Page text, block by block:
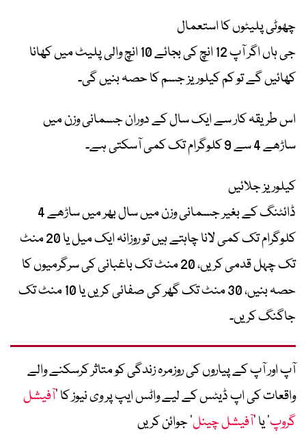
چھوٹی پلیٹوں کا استعمال
جی ہاں اگر آپ 12 انچ کی بجائے 10 انچ والی پلیٹ میں کھانا
کھائیں گے تو کم کیلوریز جسم کا حصہ بنیں گی۔
اس طریقہ کار سے ایک سال کے دوران جسمانی وزن میں
ساڑھے 4 سے 9 کلوگرام تک کمی آسکتی ہے۔
کیلوریز جلائیں
ڈائٹنگ کے بغیر جسمانی وزن میں سال بھر میں ساڑھے 4
کلوگرام تک کمی لانا چاہتے ہیں تو روزانہ ایک میل یا 20 منٹ
تک چہل قدمی کریں، 20 منٹ تک باغبانی کی سرگرمیوں کا
حصہ بنیں، 30 منٹ تک گھر کی صفائی کریں یا 10 منٹ تک
جاگنگ کریں۔
آپ اور آپ کے پیاروں کی روزمرہ زندگی کو متاثر کرسکنے والے
واقعات کی اپ ڈیٹس کے لیے واٹس ایپ پر وی نیوز کا ’آفیشل
گروپ‘ یا ’آفیشل چینل‘ جوائن کریں